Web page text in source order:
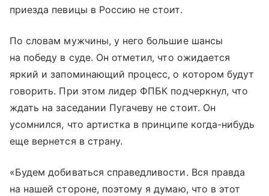
приезда певицы в Россию не стоит.
По словам мужчины, у него большие шансы
на победу в суде. Он отметил, что ожидается
яркий и запоминающий процесс, о котором будут
говорить. При этом лидер ФПБК подчеркнул, что
ждать на заседании Пугачеву не стоит. Он
усомнился, что артистка в принципе когда-нибудь
еще вернется в страну.
«Будем добиваться справедливости. Вся правда
на нашей стороне, поэтому я думаю, что в этот